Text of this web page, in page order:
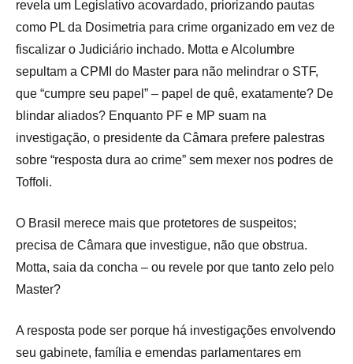
revela um Legislativo acovardado, priorizando pautas
como PL da Dosimetria para crime organizado em vez de
fiscalizar o Judiciário inchado. Motta e Alcolumbre
sepultam a CPMI do Master para não melindrar o STF,
que “cumpre seu papel” – papel de quê, exatamente? De
blindar aliados? Enquanto PF e MP suam na
investigação, o presidente da Câmara prefere palestras
sobre “resposta dura ao crime” sem mexer nos podres de
Toffoli.
O Brasil merece mais que protetores de suspeitos;
precisa de Câmara que investigue, não que obstrua.
Motta, saia da concha – ou revele por que tanto zelo pelo
Master?
A resposta pode ser porque há investigações envolvendo
seu gabinete, família e emendas parlamentares em